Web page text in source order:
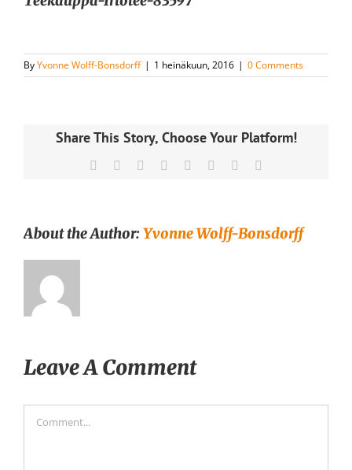
ByYvonne Wolff-Bonsdorff | 1 heinäkuun, 2016 | 0 Comments
Share This Story, Choose Your Platform!
Facebook Reddit LinkedIn
TumblrPinterest
About the Author:Yvonne Wolff-Bonsdorff
Leave A Comment